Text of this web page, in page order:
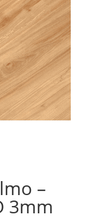
–
3mm